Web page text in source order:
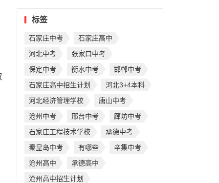
标签
石家庄中考
石家庄高中
河北中考
张家口中考
保定中考
衡水中考
邯郸中考
石家庄高中招生计划
河北3+4本科
河北经济管理学校
唐山中考
沧州中考
邢台中考
廊坊中考
石家庄工程技术学校
承德中考
秦皇岛中考
有哪些
辛集中考
沧州高中
承德高中
沧州高中招生计划